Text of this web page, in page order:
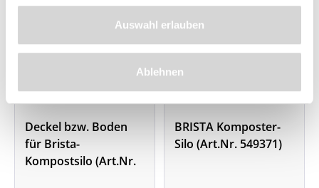
Auswahl erlauben
Ablehnen
Deckel bzw. Boden
für Brista-
Kompostsilo (Art.Nr.
BRISTA Komposter-
Silo (Art.Nr. 549371)